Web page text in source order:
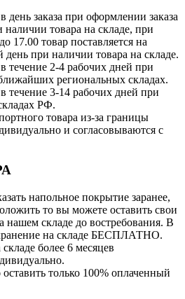
день заказа при оформлении заказа
наличии товара на складе, при
17.00 товар поставляется на
при наличии товара на складе.
течение 2-4 рабочих дней при
региональных складах.
течение 3-14 рабочих дней при
РФ.
товара из-за границы
и согласовываются с
напольное покрытие заранее,
то вы можете оставить свои
нашем складе до востребования. В
на складе БЕСПЛАТНО.
более 6 месяцев
только 100% оплаченный